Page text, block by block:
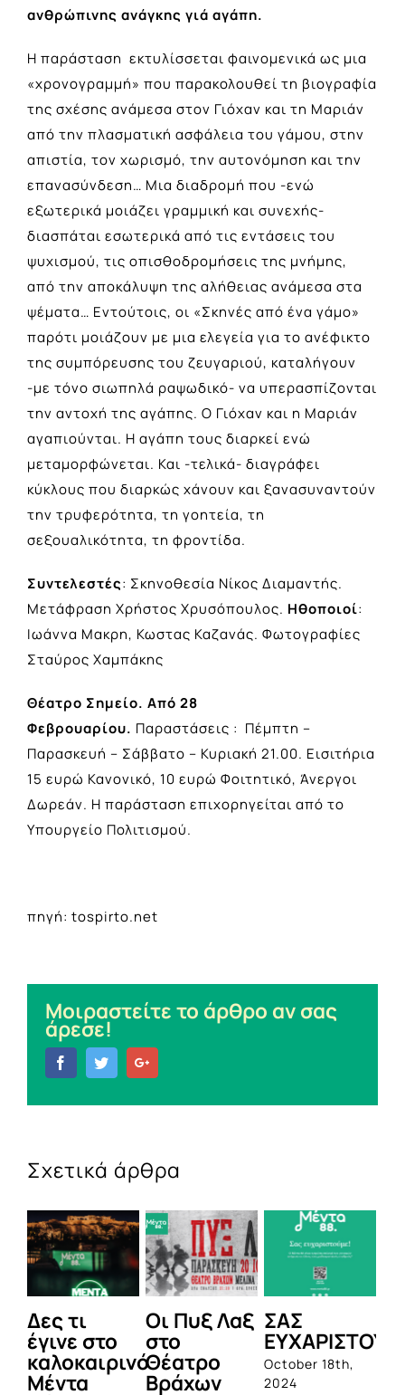
ανθρώπινης ανάγκης γιά αγάπη.
Η παράσταση εκτυλίσσεται φαινομενικά ως μια
«χρονογραμμή» που παρακολουθεί τη βιογραφία
της σχέσης ανάμεσα στον Γιόχαν και τη Μαριάν
από την πλασματική ασφάλεια του γάμου, στην
απιστία, τον χωρισμό, την αυτονόμηση και την
επανασύνδεση… Μια διαδρομή που -ενώ
εξωτερικά μοιάζει γραμμική και συνεχής-
διασπάται εσωτερικά από τις εντάσεις του
ψυχισμού, τις οπισθοδρομήσεις της μνήμης,
από την αποκάλυψη της αλήθειας ανάμεσα στα
ψέματα… Εντούτοις, οι «Σκηνές από ένα γάμο»
παρότι μοιάζουν με μια ελεγεία για το ανέφικτο
της συμπόρευσης του ζευγαριού, καταλήγουν
-με τόνο σιωπηλά ραψωδικό- να υπερασπίζονται
την αντοχή της αγάπης. Ο Γιόχαν και η Μαριάν
αγαπιούνται. Η αγάπη τους διαρκεί ενώ
μεταμορφώνεται. Και -τελικά- διαγράφει
κύκλους που διαρκώς χάνουν και ξανασυναντούν
την τρυφερότητα, τη γοητεία, τη
σεξουαλικότητα, τη φροντίδα.
Συντελεστές: Σκηνοθεσία Νίκος Διαμαντής.
Μετάφραση Χρήστος Χρυσόπουλος. Ηθοποιοί:
Ιωάννα Μακρη, Κωστας Καζανάς. Φωτογραφίες
Σταύρος Χαμπάκης
Θέατρο Σημείο. Από 28
Φεβρουαρίου. Παραστάσεις : Πέμπτη –
Παρασκευή – Σάββατο – Κυριακή 21.00. Εισιτήρια
15 ευρώ Κανονικό, 10 ευρώ Φοιτητικό, Άνεργοι
Δωρεάν. Η παράσταση επιχορηγείται από το
Υπουργείο Πολιτισμού.
πηγή: tospirto.net
Μοιραστείτε το άρθρο αν σας
άρεσε!
FacebookTwitter
Σχετικά άρθρα
Δες τι
έγινε στο
καλοκαιρινό
Μέντα
Οι Πυξ Λαξ
στο
Θέατρο
Βράχων
ΣΑΣ
October 18th,
2024